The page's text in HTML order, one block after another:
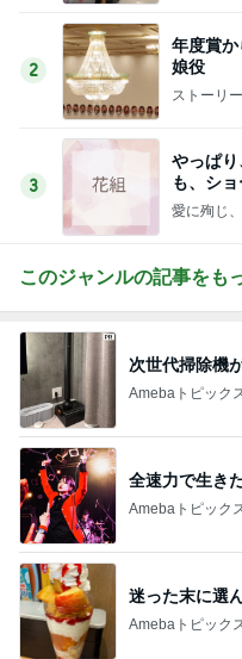
2
年度賞
娘役
ストーリ
3
やっぱ
も、シ
愛に殉じ
このジャンルの記事をも
次世代掃除機
Amebaトピック
全速力で生き
Amebaトピック
迷った末に選
Amebaトピック